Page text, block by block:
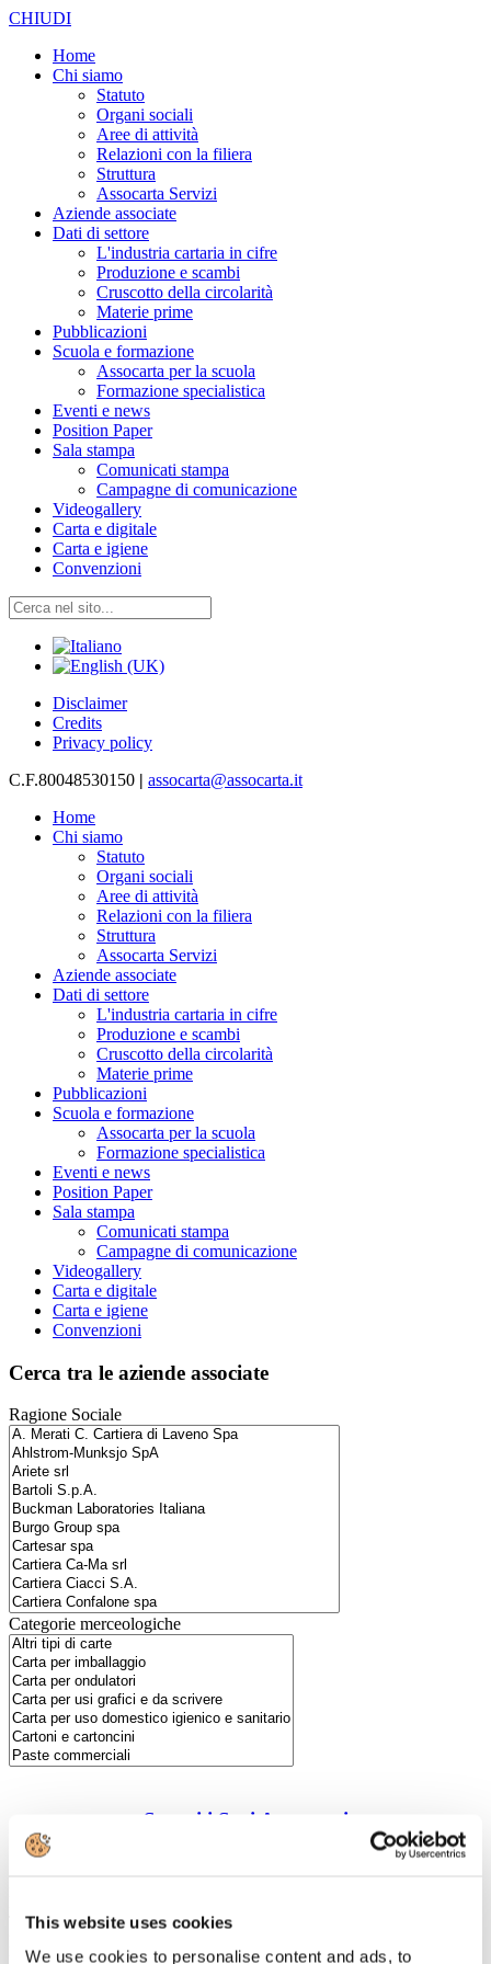
This website uses cookies
We use cookies to personalise content and ads, to
CHIUDI
Home
Chi siamo
Statuto
Organi sociali
Aree di attività
Relazioni con la filiera
Struttura
Assocarta Servizi
Aziende associate
Dati di settore
L'industria cartaria in cifre
Produzione e scambi
Cruscotto della circolarità
Materie prime
Pubblicazioni
Scuola e formazione
Assocarta per la scuola
Formazione specialistica
Eventi e news
Position Paper
Sala stampa
Comunicati stampa
Campagne di comunicazione
Videogallery
Carta e digitale
Carta e igiene
Convenzioni
Disclaimer
Credits
Privacy policy
C.F.80048530150 | assocarta@assocarta.it
Home
Chi siamo
Statuto
Organi sociali
Aree di attività
Relazioni con la filiera
Struttura
Assocarta Servizi
Aziende associate
Dati di settore
L'industria cartaria in cifre
Produzione e scambi
Cruscotto della circolarità
Materie prime
Pubblicazioni
Scuola e formazione
Assocarta per la scuola
Formazione specialistica
Eventi e news
Position Paper
Sala stampa
Comunicati stampa
Campagne di comunicazione
Videogallery
Carta e digitale
Carta e igiene
Convenzioni
Cerca tra le aziende associate
Ragione Sociale
Categorie merceologiche
Scopri i Soci Aggregati
Tel. +39 02-290.03018 r.a